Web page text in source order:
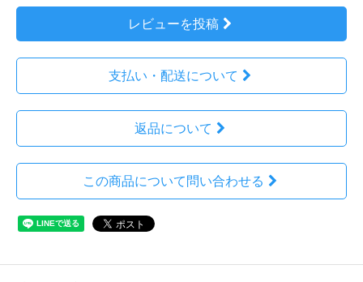
レビューを投稿
支払い・配送について
返品について
この商品について問い合わせる